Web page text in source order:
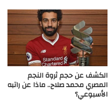
الكشف عن حجم ثروة النجم
المصري محمد صلاح.. ماذا عن راتبه
الأسبوعي؟